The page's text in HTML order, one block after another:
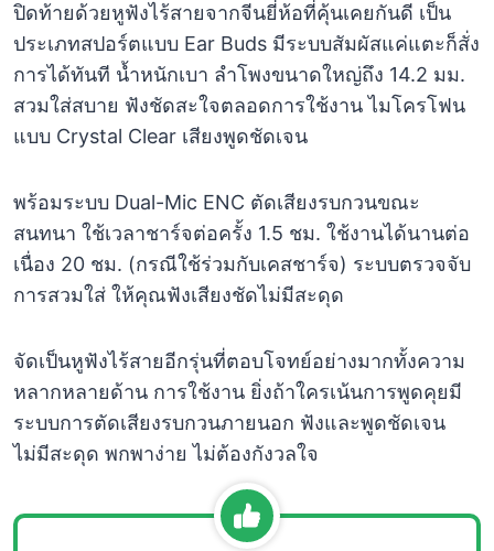
ปิดท้ายด้วยหูฟังไร้สายจากจีนยี่ห้อที่คุ้นเคยกันดี เป็น
ประเภทสปอร์ตแบบ Ear Buds มีระบบสัมผัสแค่แตะก็สั่ง
การได้ทันที น้ำหนักเบา ลำโพงขนาดใหญ่ถึง 14.2 มม.
สวมใส่สบาย ฟังชัดสะใจตลอดการใช้งาน ไมโครโฟน
แบบ Crystal Clear เสียงพูดชัดเจน
พร้อมระบบ Dual-Mic ENC ตัดเสียงรบกวนขณะ
สนทนา ใช้เวลาชาร์จต่อครั้ง 1.5 ชม. ใช้งานได้นานต่อ
เนื่อง 20 ชม. (กรณีใช้ร่วมกับเคสชาร์จ) ระบบตรวจจับ
การสวมใส่ ให้คุณฟังเสียงชัดไม่มีสะดุด
จัดเป็นหูฟังไร้สายอีกรุ่นที่ตอบโจทย์อย่างมากทั้งความ
หลากหลายด้าน การใช้งาน ยิ่งถ้าใครเน้นการพูดคุยมี
ระบบการตัดเสียงรบกวนภายนอก ฟังและพูดชัดเจน
ไม่มีสะดุด พกพาง่าย ไม่ต้องกังวลใจ